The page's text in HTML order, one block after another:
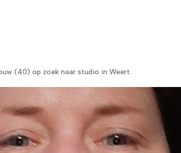
(40) op zoek naar studio in Weert